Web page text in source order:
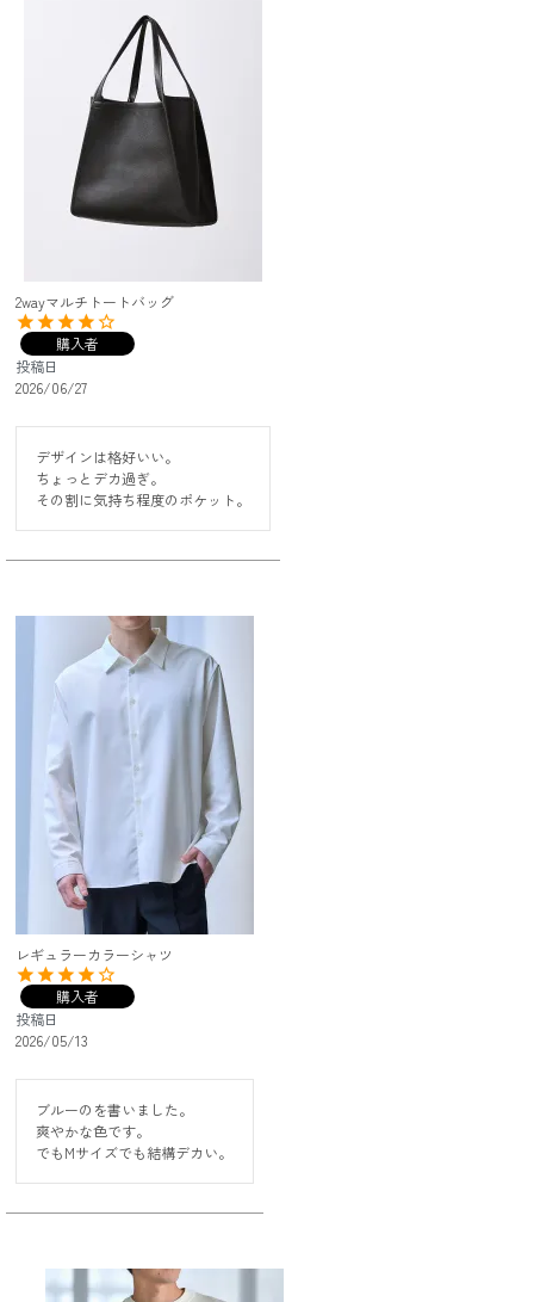
2wayマルチトートバッグ
購入者
投稿日
2026/06/27
デザインは格好いい。
ちょっとデカ過ぎ。
その割に気持ち程度のポケット。
レギュラーカラーシャツ
購入者
投稿日
2026/05/13
ブルーのを書いました。
爽やかな色です。
でもMサイズでも結構デカい。